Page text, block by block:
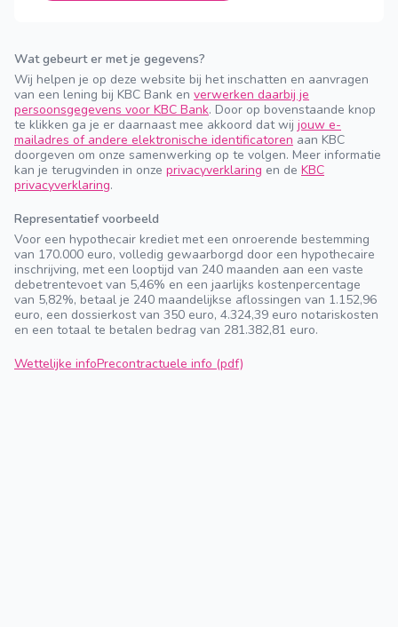
Wat gebeurt er met je gegevens?
Wij helpen je op deze website bij het inschatten en aanvragen
van een lening bij KBC Bank en verwerken daarbij je
persoonsgegevens voor KBC Bank. Door op bovenstaande knop
te klikken ga je er daarnaast mee akkoord dat wij jouw e-
mailadres of andere elektronische identificatoren aan KBC
doorgeven om onze samenwerking op te volgen. Meer informatie
kan je terugvinden in onze privacyverklaring en de KBC
privacyverklaring.
Representatief voorbeeld
Voor een hypothecair krediet met een onroerende bestemming
van 170.000 euro, volledig gewaarborgd door een hypothecaire
inschrijving, met een looptijd van 240 maanden aan een vaste
debetrentevoet van 5,46% en een jaarlijks kostenpercentage
van 5,82%, betaal je 240 maandelijkse aflossingen van 1.152,96
euro, een dossierkost van 350 euro, 4.324,39 euro notariskosten
en een totaal te betalen bedrag van 281.382,81 euro.
Wettelijke infoPrecontractuele info (pdf)